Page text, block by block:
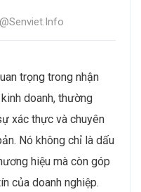
trọng trong nhận
doanh, thường
xác thực và chuyên
Nó không chỉ là dấu
hiệu mà còn góp
của doanh nghiệp.